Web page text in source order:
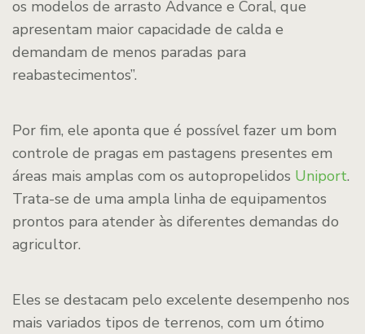
os modelos de arrasto Advance e Coral, que
apresentam maior capacidade de calda e
demandam de menos paradas para
reabastecimentos”.
Por fim, ele aponta que é possível fazer um bom
controle de pragas em pastagens presentes em
áreas mais amplas com os autopropelidos Uniport.
Trata-se de uma ampla linha de equipamentos
prontos para atender às diferentes demandas do
agricultor.
Eles se destacam pelo excelente desempenho nos
mais variados tipos de terrenos, com um ótimo